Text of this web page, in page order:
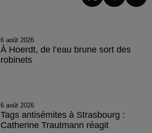
6 août 2026
À Hoerdt, de l’eau brune sort des
robinets
6 août 2026
Tags antisémites à Strasbourg :
Catherine Trautmann réagit